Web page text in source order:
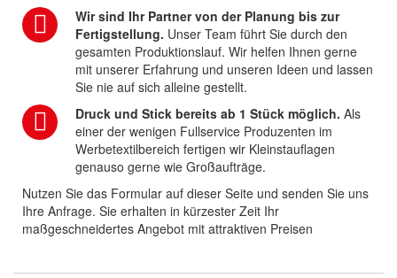
Wir sind Ihr Partner von der Planung bis zur
Fertigstellung. Unser Team führt Sie durch den
gesamten Produktionslauf. Wir helfen Ihnen gerne
mit unserer Erfahrung und unseren Ideen und lassen
Sie nie auf sich alleine gestellt.
Druck und Stick bereits ab 1 Stück möglich. Als
einer der wenigen Fullservice Produzenten im
Werbetextilbereich fertigen wir Kleinstauflagen
genauso gerne wie Großaufträge.
Nutzen Sie das Formular auf dieser Seite und senden Sie uns
Ihre Anfrage. Sie erhalten in kürzester Zeit Ihr
maßgeschneidertes Angebot mit attraktiven Preisen